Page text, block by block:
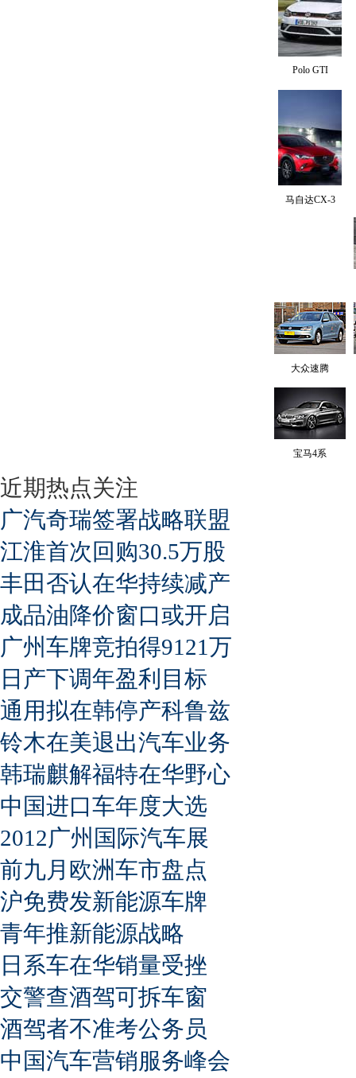
Polo GTI
马自达CX-3
大众速腾
宝马4系
近期热点关注
广汽奇瑞签署战略联盟
江淮首次回购30.5万股
丰田否认在华持续减产
成品油降价窗口或开启
广州车牌竞拍得9121万
日产下调年盈利目标
通用拟在韩停产科鲁兹
铃木在美退出汽车业务
韩瑞麒解福特在华野心
中国进口车年度大选
2012广州国际汽车展
前九月欧洲车市盘点
沪免费发新能源车牌
青年推新能源战略
日系车在华销量受挫
交警查酒驾可拆车窗
酒驾者不准考公务员
中国汽车营销服务峰会